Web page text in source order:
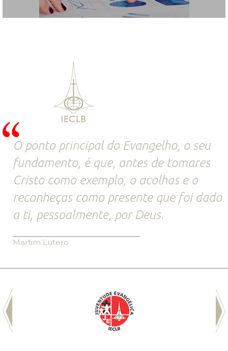
O ponto principal do Evangelho, o seu
fundamento, é que, antes de tomares
Cristo como exemplo, o acolhas e o
reconheças como presente que foi dado
a ti, pessoalmente, por Deus.
Martim Lutero